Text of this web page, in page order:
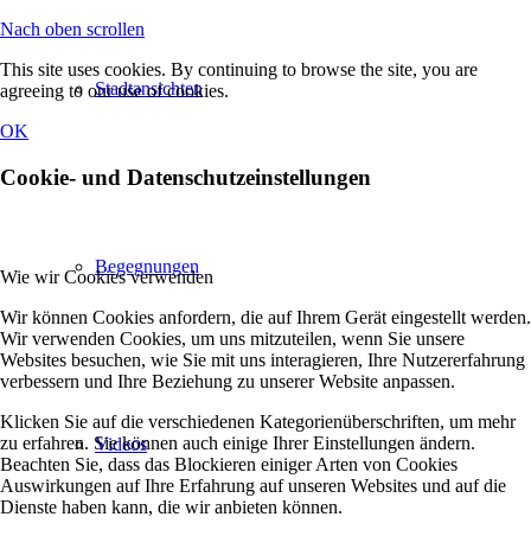
Stadtansichten
Begegnungen
Videos
Nach oben scrollen
This site uses cookies. By continuing to browse the site, you are
agreeing to our use of cookies.
OK
Cookie- und Datenschutzeinstellungen
Wie wir Cookies verwenden
Wir können Cookies anfordern, die auf Ihrem Gerät eingestellt werden.
Wir verwenden Cookies, um uns mitzuteilen, wenn Sie unsere
Websites besuchen, wie Sie mit uns interagieren, Ihre Nutzererfahrung
verbessern und Ihre Beziehung zu unserer Website anpassen.
Klicken Sie auf die verschiedenen Kategorienüberschriften, um mehr
zu erfahren. Sie können auch einige Ihrer Einstellungen ändern.
Beachten Sie, dass das Blockieren einiger Arten von Cookies
Auswirkungen auf Ihre Erfahrung auf unseren Websites und auf die
Dienste haben kann, die wir anbieten können.